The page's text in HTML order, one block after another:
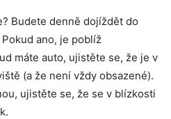
Budete denně dojíždět do
ano, je poblíž
máte auto, ujistěte se, že je v
(a že není vždy obsazené).
ujistěte se, že se v blízkosti